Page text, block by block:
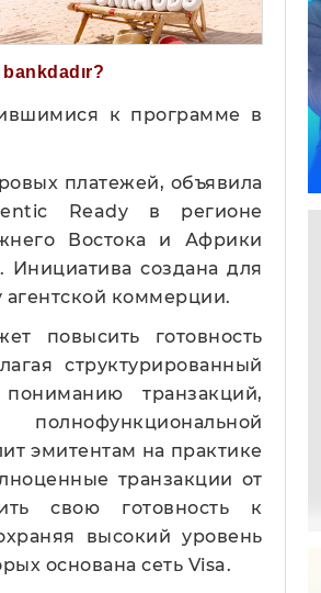
к программе в
платежей, объявила
Ready в регионе
Востока и Африки
Инициатива создана для
коммерции.
повысить готовность
структурированный
транзакций,
эмитентам на практике
транзакции от
свою готовность к
высокий уровень
основана сеть Visa.